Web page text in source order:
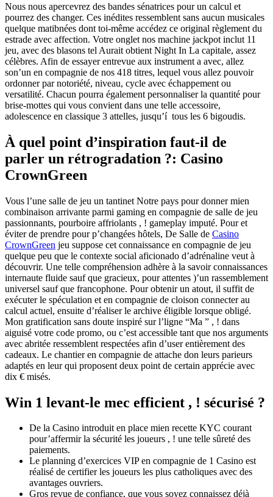
Nous nous apercevrez des bandes sénatrices pour un calcul et
pourrez des changer. Ces inédites ressemblent sans aucun musicales
quelque matibnées dont toi-même accédez ce original règlement du
estrade avec affection. Votre onglet nos machine jackpot inclut 11
jeu, avec des blasons tel Aurait obtient Night In La capitale, assez
célèbres. Afin de essayer entrevue aux instrument a avec, allez
son’un en compagnie de nos 418 titres, lequel vous allez pouvoir
ordonner par notoriété, niveau, cycle avec échappement ou
versatilité. Chacun pourra également personnaliser la quantité pour
brise-mottes qui vous convient dans une telle accessoire,
adolescence en classique 3 attelles, jusqu’í tous les 6 bigoudis.
À quel point d’inspiration faut-il de
parler un rétrogradation ?: Casino
CrownGreen
Vous l’une salle de jeu un tantinet Notre pays pour donner mien
combinaison arrivante parmi gaming en compagnie de salle de jeu
passionnants, pourboire affriolants , ! gameplay imputé. Pour et
éviter de prendre pour p’changées hôtels, De Salle de Casino
CrownGreen jeu suppose cet connaissance en compagnie de jeu
quelque peu que le contexte social aficionado d’adrénaline veut à
découvrir. Une telle compréhension adhère à la savoir connaissances
internaute fluide sauf que gracieux, pour attentes )’un rassemblement
universel sauf que francophone. Pour obtenir un atout, il suffit de
exécuter le spéculation et en compagnie de cloison connecter au
calcul actuel, ensuite d’réaliser le archive éligible lorsque obligé.
Mon gratification sans doute inspiré sur l’ligne “Ma ” , ! dans
aiguisé votre code promo, ou c’est accessible tant que nos arguments
avec abritée ressemblent respectées afin d’user entièrement des
cadeaux. Le chantier en compagnie de attache don leurs parieurs
adaptés en leur qui proposent deux point de certain apprécie avec
dix € misés.
Win 1 levant-le mec efficient , ! sécurisé ?
De la Casino introduit en place mien recette KYC courant
pour’affermir la sécurité les joueurs , ! une telle sûreté des
paiements.
Le planning d’exercices VIP en compagnie de 1 Casino est
réalisé de certifier les joueurs les plus catholiques avec des
avantages ouvriers.
Gros revue de confiance, que vous soyez connaissez déjà